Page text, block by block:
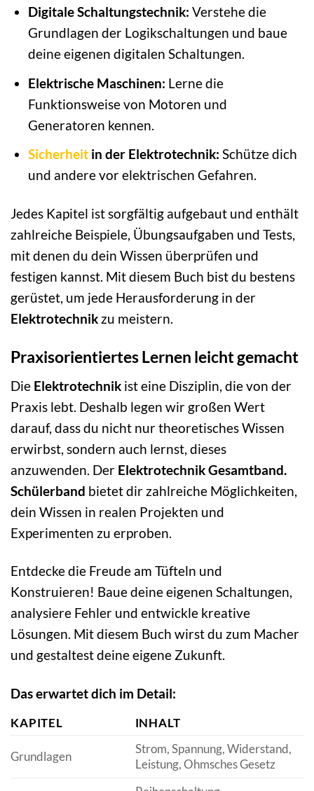
Digitale Schaltungstechnik: Verstehe die
Grundlagen der Logikschaltungen und baue
deine eigenen digitalen Schaltungen.
Elektrische Maschinen: Lerne die
Funktionsweise von Motoren und
Generatoren kennen.
Sicherheitin der Elektrotechnik: Schütze dich
und andere vor elektrischen Gefahren.
Jedes Kapitel ist sorgfältig aufgebaut und enthält
zahlreiche Beispiele, Übungsaufgaben und Tests,
mit denen du dein Wissen überprüfen und
festigen kannst. Mit diesem Buch bist du bestens
gerüstet, um jede Herausforderung in der
Elektrotechnik zu meistern.
Praxisorientiertes Lernen leicht gemacht
Die Elektrotechnik ist eine Disziplin, die von der
Praxis lebt. Deshalb legen wir großen Wert
darauf, dass du nicht nur theoretisches Wissen
erwirbst, sondern auch lernst, dieses
anzuwenden. Der Elektrotechnik Gesamtband.
Schülerband bietet dir zahlreiche Möglichkeiten,
dein Wissen in realen Projekten und
Experimenten zu erproben.
Entdecke die Freude am Tüfteln und
Konstruieren! Baue deine eigenen Schaltungen,
analysiere Fehler und entwickle kreative
Lösungen. Mit diesem Buch wirst du zum Macher
und gestaltest deine eigene Zukunft.
Das erwartet dich im Detail:
KAPITEL INHALT
Grundlagen
Strom, Spannung, Widerstand,
Leistung, Ohmsches Gesetz